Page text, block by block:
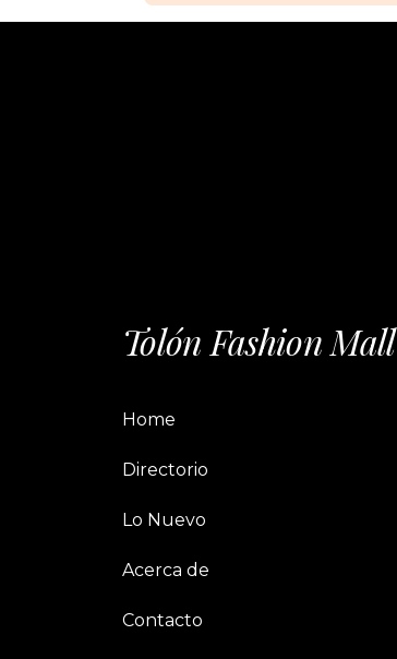
Tolón Fashion Mall
Home
Directorio
Lo Nuevo
Acerca de
Contacto